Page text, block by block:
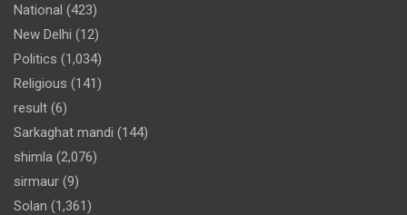
National (423)
New Delhi (12)
Politics (1,034)
Religious (141)
result (6)
Sarkaghat mandi (144)
shimla (2,076)
sirmaur (9)
Solan (1,361)